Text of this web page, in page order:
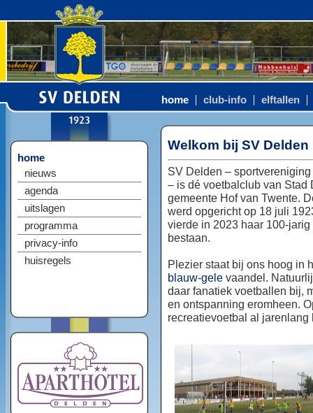
home club-info elftallen
home
nieuws
agenda
uitslagen
programma
privacy-info
huisregels
Welkom bij SV Delden
SV Delden –
– is dé voetbalclub van Stad
gemeente Hof van Twente.
werd opgericht op 18 juli
vierde in 2023 haar 100-jarig
bestaan.
Plezier staat bij ons hoog in
blauw-gele vaandel.
daar fanatiek voetballen bij,
en ontspanning eromheen.
recreatievoetbal al jarenlang